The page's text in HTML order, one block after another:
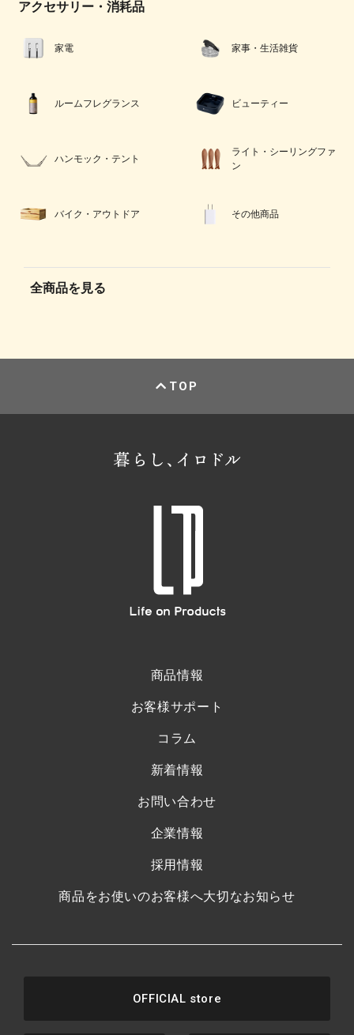
アクセサリー・消耗品
家電 家事・生活雑貨
ルームフレグランス ビューティー
ハンモック・テント
ライト・シーリングファ
ン
バイク・アウトドア その他商品
全商品を見る
TOP
商品情報
お客様サポート
コラム
新着情報
お問い合わせ
企業情報
採用情報
商品をお使いのお客様へ大切なお知らせ
OFFICIAL store